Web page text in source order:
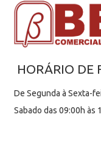
HORÁRIO DE
De Segunda à Sexta-
Sabado das 09:00h às